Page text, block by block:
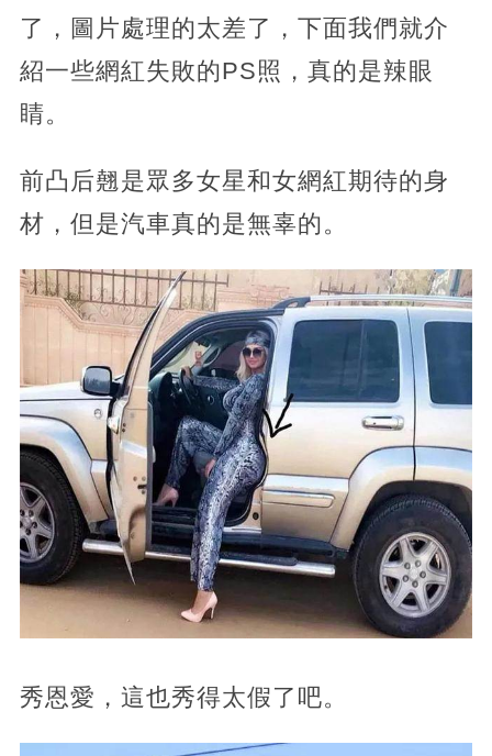
了，圖片處理的太差了，下面我們就介
紹一些網紅失敗的PS照，真的是辣眼
睛。
前凸后翹是眾多女星和女網紅期待的身
材，但是汽車真的是無辜的。
秀恩愛，這也秀得太假了吧。